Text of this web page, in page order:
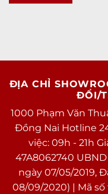
ĐỊA CHỈ
ĐỔI/
1000 Phạm Văn
Đồng Nai Hotline
việc: 09h - 21h
47A8062740
ngày 07/05/2019,
08/09/2020) | Mã số